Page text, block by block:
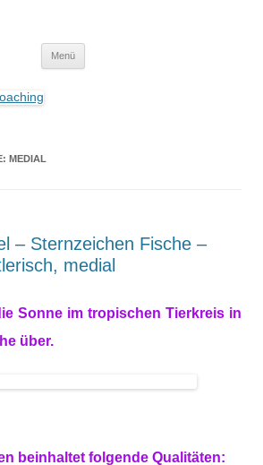
Menü
MEDIAL
– Sternzeichen Fische –
medial
Sonne im tropischen Tierkreis in
über.
beinhaltet folgende Qualitäten: